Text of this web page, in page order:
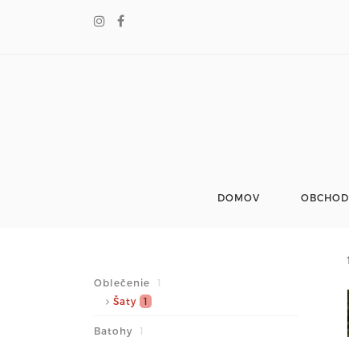
DOMOV OBCHOD
Oblečenie
1
Šaty
1
Batohy 1